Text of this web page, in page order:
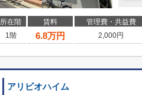
所在階 賃料 管理費・共益費
1階
6.8万円 2,000円
アリビオハイム